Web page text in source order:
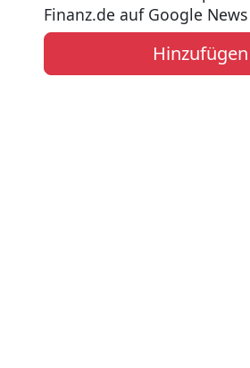
Finanz.de auf Google
Hinzufügen